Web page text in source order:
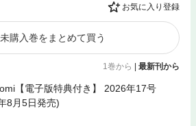
お気に入り登録
未購入巻をまとめて買う
1巻から | 最新刊から
【電子版特典付き】 2026年17号
8月5日発売)